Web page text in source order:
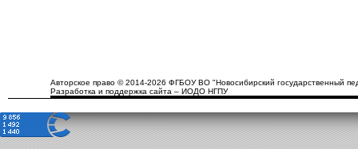
Авторское право © 2014-2026 ФГБОУ ВО "Новосибирский государственный
Разработка и поддержка сайта – ИОДО НГПУ